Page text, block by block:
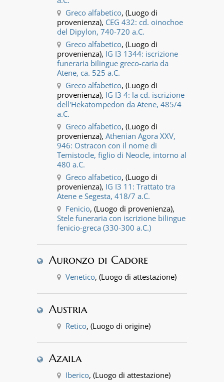
Greco alfabetico, (Luogo di
provenienza), CEG 432: cd. oinochoe
del Dipylon, 740-720 a.C.
Greco alfabetico, (Luogo di
provenienza), IG I3 1344: iscrizione
funeraria bilingue greco-caria da
Atene, ca. 525 a.C.
Greco alfabetico, (Luogo di
provenienza), IG I3 4: la cd. iscrizione
dell'Hekatompedon da Atene, 485/4
a.C.
Greco alfabetico, (Luogo di
provenienza), Athenian Agora XXV,
946: Ostracon con il nome di
Temistocle, figlio di Neocle, intorno al
480 a.C.
Greco alfabetico, (Luogo di
provenienza), IG I3 11: Trattato tra
Atene e Segesta, 418/7 a.C.
Fenicio, (Luogo di provenienza),
Stele funeraria con iscrizione bilingue
fenicio-greca (330-300 a.C.)
Auronzo di Cadore
Venetico, (Luogo di attestazione)
Austria
Retico, (Luogo di origine)
Azaila
Iberico, (Luogo di attestazione)